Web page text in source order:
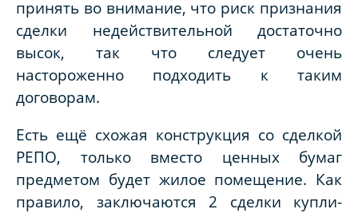
принять во внимание, что риск признания
сделки недействительной достаточно
высок, так что следует очень
настороженно подходить к таким
договорам.
Есть ещё схожая конструкция со сделкой
РЕПО, только вместо ценных бумаг
предметом будет жилое помещение. Как
правило, заключаются 2 сделки купли-